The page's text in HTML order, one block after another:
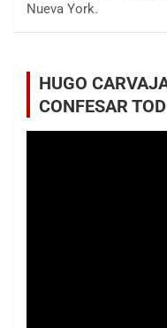
Nueva York.
HUGO
CONFESAR